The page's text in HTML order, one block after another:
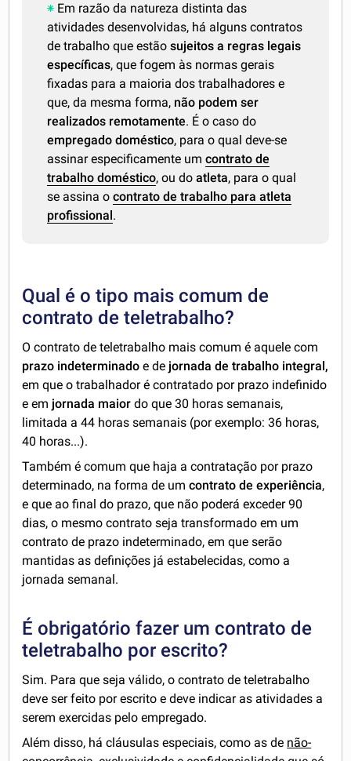
Em razão da natureza distinta das
atividades desenvolvidas, há alguns contratos
de trabalho que estãosujeitos a regras legais
específicas, que fogem às normas gerais
fixadas para a maioria dos trabalhadores e
que, da mesma forma, não podem ser
realizados remotamente. É o caso do
empregado doméstico, para o qual deve-se
assinar especificamente umcontrato de
trabalho doméstico, ou doatleta, para o qual
se assina ocontrato de trabalho para atleta
profissional.
Qual é o tipo mais comum de
contrato de teletrabalho?
O contrato de teletrabalho mais comum é aquele com
prazo indeterminado e de jornada de trabalho integral,
em que o trabalhador é contratado por prazo indefinido
e em jornada maior do que 30 horas semanais,
limitada a 44 horas semanais (por exemplo: 36 horas,
40 horas...).
Também é comum que haja a contratação por prazo
determinado, na forma de umcontrato de experiência,
e que ao final do prazo, que não poderá exceder 90
dias, o mesmo contrato seja transformado em um
contrato de prazo indeterminado, em que serão
mantidas as definições já estabelecidas, como a
jornada semanal.
É obrigatório fazer um contrato de
teletrabalho por escrito?
Sim. Para que seja válido, o contrato de teletrabalho
deve ser feito por escrito e deve indicar as atividades a
serem exercidas pelo empregado.
Além disso, há cláusulas especiais, como as de não-